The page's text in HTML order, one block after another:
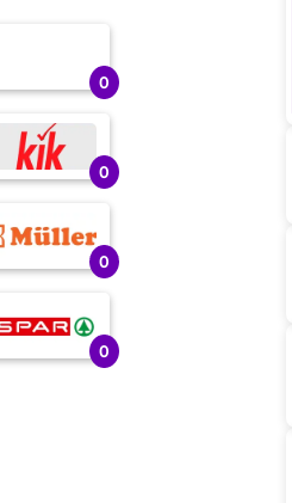
0
0
0
0